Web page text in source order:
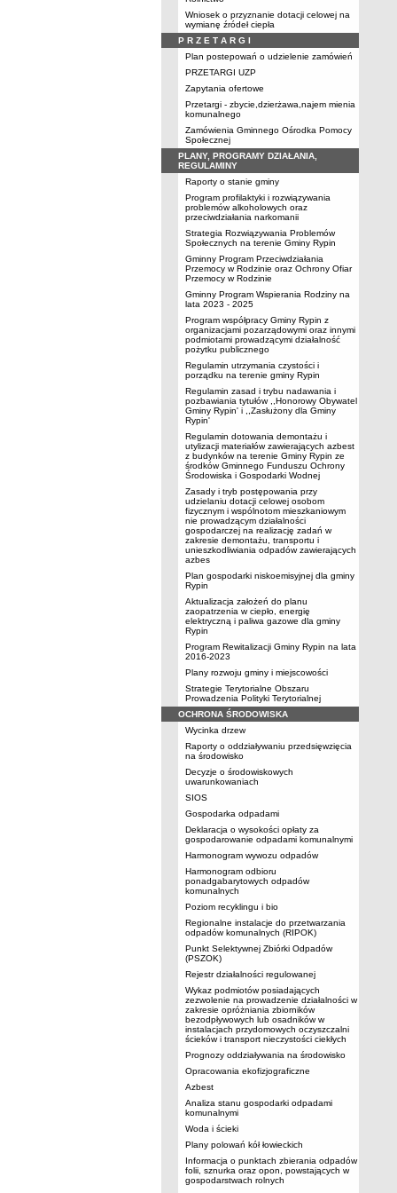
Wniosek o przyznanie dotacji celowej na
wymianę źródeł ciepła
P R Z E T A R G I
Plan postepowań o udzielenie zamówień
PRZETARGI UZP
Zapytania ofertowe
Przetargi - zbycie,dzierżawa,najem mienia
komunalnego
Zamówienia Gminnego Ośrodka Pomocy
Społecznej
PLANY, PROGRAMY DZIAŁANIA,
REGULAMINY
Raporty o stanie gminy
Program profilaktyki i rozwiązywania
problemów alkoholowych oraz
przeciwdziałania narkomanii
Strategia Rozwiązywania Problemów
Społecznych na terenie Gminy Rypin
Gminny Program Przeciwdziałania
Przemocy w Rodzinie oraz Ochrony Ofiar
Przemocy w Rodzinie
Gminny Program Wspierania Rodziny na
lata 2023 - 2025
Program współpracy Gminy Rypin z
organizacjami pozarządowymi oraz innymi
podmiotami prowadzącymi działalność
pożytku publicznego
Regulamin utrzymania czystości i
porządku na terenie gminy Rypin
Regulamin zasad i trybu nadawania i
pozbawiania tytułów ,,Honorowy Obywatel
Gminy Rypin' i ,,Zasłużony dla Gminy
Rypin'
Regulamin dotowania demontażu i
utylizacji materiałów zawierających azbest
z budynków na terenie Gminy Rypin ze
środków Gminnego Funduszu Ochrony
Środowiska i Gospodarki Wodnej
Zasady i tryb postępowania przy
udzielaniu dotacji celowej osobom
fizycznym i wspólnotom mieszkaniowym
nie prowadzącym działalności
gospodarczej na realizację zadań w
zakresie demontażu, transportu i
unieszkodliwiania odpadów zawierających
azbes
Plan gospodarki niskoemisyjnej dla gminy
Rypin
Aktualizacja założeń do planu
zaopatrzenia w ciepło, energię
elektryczną i paliwa gazowe dla gminy
Rypin
Program Rewitalizacji Gminy Rypin na lata
2016-2023
Plany rozwoju gminy i miejscowości
Strategie Terytorialne Obszaru
Prowadzenia Polityki Terytorialnej
OCHRONA ŚRODOWISKA
Wycinka drzew
Raporty o oddziaływaniu przedsięwzięcia
na środowisko
Decyzje o środowiskowych
uwarunkowaniach
SIOS
Gospodarka odpadami
Deklaracja o wysokości opłaty za
gospodarowanie odpadami komunalnymi
Harmonogram wywozu odpadów
Harmonogram odbioru
ponadgabarytowych odpadów
komunalnych
Poziom recyklingu i bio
Regionalne instalacje do przetwarzania
odpadów komunalnych (RIPOK)
Punkt Selektywnej Zbiórki Odpadów
(PSZOK)
Rejestr działalności regulowanej
Wykaz podmiotów posiadających
zezwolenie na prowadzenie działalności w
zakresie opróżniania zbiorników
bezodpływowych lub osadników w
instalacjach przydomowych oczyszczalni
ścieków i transport nieczystości ciekłych
Prognozy oddziaływania na środowisko
Opracowania ekofizjograficzne
Azbest
Analiza stanu gospodarki odpadami
komunalnymi
Woda i ścieki
Plany polowań kół łowieckich
Informacja o punktach zbierania odpadów
folii, sznurka oraz opon, powstających w
gospodarstwach rolnych